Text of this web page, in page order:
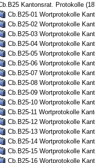
Kantonsrat. Protokolle
Cb.B25-01 Wortprotokolle
Cb.B25-02 Wortprotokolle
Cb.B25-03 Wortprotokolle
Cb.B25-04 Wortprotokolle
Cb.B25-05 Wortprotokolle
Cb.B25-06 Wortprotokolle
Cb.B25-07 Wortprotokolle
Cb.B25-08 Wortprotokolle
Cb.B25-09 Wortprotokolle
Cb.B25-10 Wortprotokolle
Cb.B25-11 Wortprotokolle
Cb.B25-12 Wortprotokolle
Cb.B25-13 Wortprotokolle
Cb.B25-14 Wortprotokolle
Cb.B25-15 Wortprotokolle
Cb.B25-16 Wortprotokolle